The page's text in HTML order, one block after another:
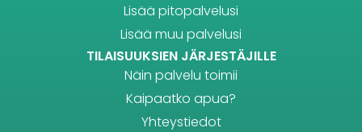
Lisää pitopalvelusi
Lisää muu palvelusi
TILAISUUKSIEN JÄRJESTÄJILLE
Näin palvelu toimii
Kaipaatko apua?
Yhteystiedot